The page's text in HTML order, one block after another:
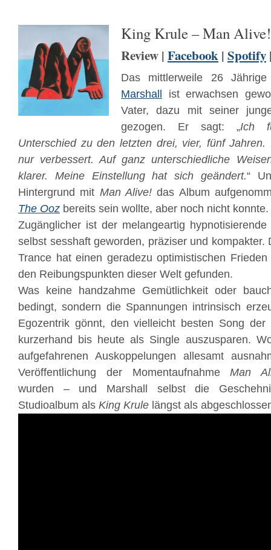
King Krule – Man Alive!
Review | Facebook | Spotify
Das mittlerweile 26
Marshall
ist erwachsen
Vater, dazu mit seiner
gezogen. Er sagt: „Ich
Unterschied zu den letzten drei, vier, fünf
nur verbessert. Auf ganz unterschiedliche
klarer. Meine Einstellung hat sich geändert.“
Hintergrund mit Man Alive!das Album
The Ooz bereits sein wollte, aber noch nicht konnte.
Zugänglicher ist der melangeartig
selbst sesshaft geworden, präziser und kompakter.
Trance hat einen geradezu optimistischen
den Reibungspunkten dieser Welt gefunden.
Was keine handzahme Gemütlichkeit oder
bedingt, sondern die Spannungen intrinsisch
Egozentrik gönnt, den vielleicht besten Song
kurzerhand bis heute als Single auszusparen.
aufgefahrenen Auskoppelungen allesamt
Veröffentlichung der MomentaufnahmeMan
wurden – und Marshall selbst die
Studioalbum als King Krule längst als